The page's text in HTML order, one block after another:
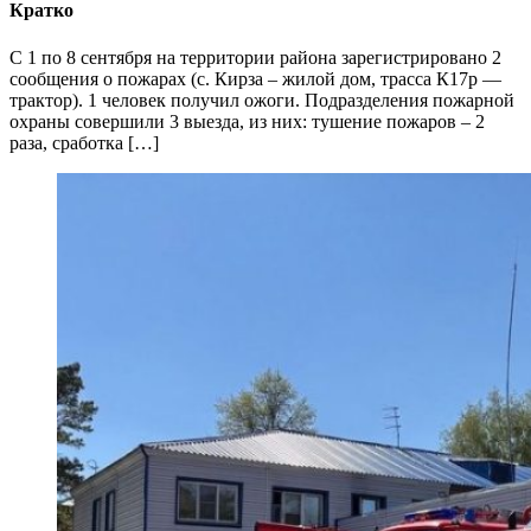
Кратко
С 1 по 8 сентября на территории района зарегистрировано 2
сообщения о пожарах (с. Кирза – жилой дом, трасса К17р —
трактор). 1 человек получил ожоги. Подразделения пожарной
охраны совершили 3 выезда, из них: тушение пожаров – 2
раза, сработка […]